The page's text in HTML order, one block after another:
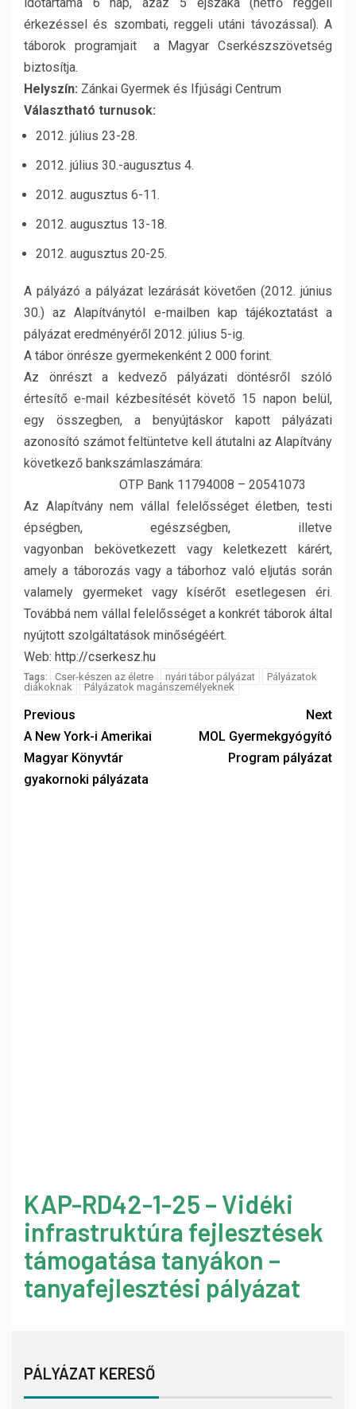
érkezéssel és szombati, reggeli utáni távozással). A
táborok programjait a Magyar Cserkészszövetség
biztosítja.
Helyszín: Zánkai Gyermek és Ifjúsági Centrum
Választható turnusok:
2012. július 23-28.
2012. július 30.-augusztus 4.
2012. augusztus 6-11.
2012. augusztus 13-18.
2012. augusztus 20-25.
A pályázó a pályázat lezárását követően (2012. június
30.) az Alapítványtól e-mailben kap tájékoztatást a
pályázat eredményéről 2012. július 5-ig.
A tábor önrésze gyermekenként 2 000 forint.
Az önrészt a kedvező pályázati döntésről szóló
értesítő e-mail kézbesítését követő 15 napon belül,
egy összegben, a benyújtáskor kapott pályázati
azonosító számot feltüntetve kell átutalni az Alapítvány
következő bankszámlaszámára:
OTP Bank 11794008 – 20541073
Az Alapítvány nem vállal felelősséget életben, testi
épségben, egészségben, illetve
vagyonban bekövetkezett vagy keletkezett kárért,
amely a táborozás vagy a táborhoz való eljutás során
valamely gyermeket vagy kísérőt esetlegesen éri.
Továbbá nem vállal felelősséget a konkrét táborok által
nyújtott szolgáltatások minőségéért.
Web: http://cserkesz.hu
Tags: Cser-készen az életre nyári tábor pályázat
Pályázatok
diákoknak
Pályázatok magánszemélyeknek
Previous
A New York-i Amerikai
Magyar Könyvtár
gyakornoki pályázata
Next
MOL Gyermekgyógyító
Program pályázat
KAP-RD42-1-25 – Vidéki
infrastruktúra fejlesztések
támogatása tanyákon –
tanyafejlesztési pályázat
PÁLYÁZAT KERESŐ